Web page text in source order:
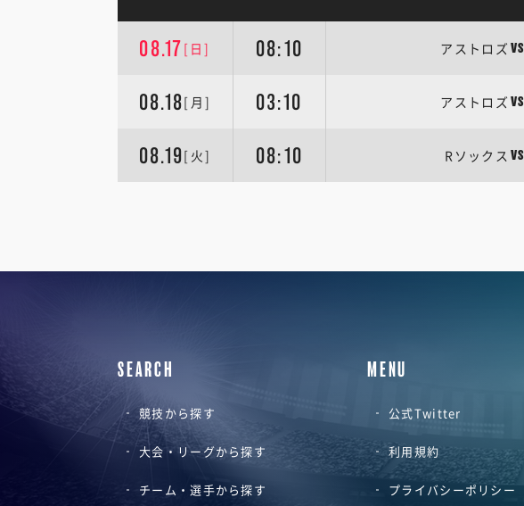
08.17 [日] 08:10 アストロズ VS
08.18[月] 03:10 アストロズ VS
08.19[火] 08:10 Rソックス VS
SEARCH
競技から探す
大会・リーグから探す
チーム・選手から探す
MENU
公式Twitter
利用規約
プライバシーポリシー